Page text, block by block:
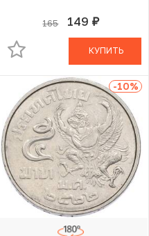
165 149 руб.
В КОРЗИНЕ
КУПИТЬ
-10%